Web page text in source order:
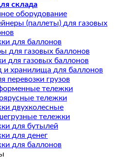
склада
оборудование
(паллеты) для газовых
для баллонов
для газовых баллонов
для газовых баллонов
и хранилища для баллонов
перевозки грузов
тележки
тележки
двухколесные
тележки
для бутылей
для денег
для баллонов